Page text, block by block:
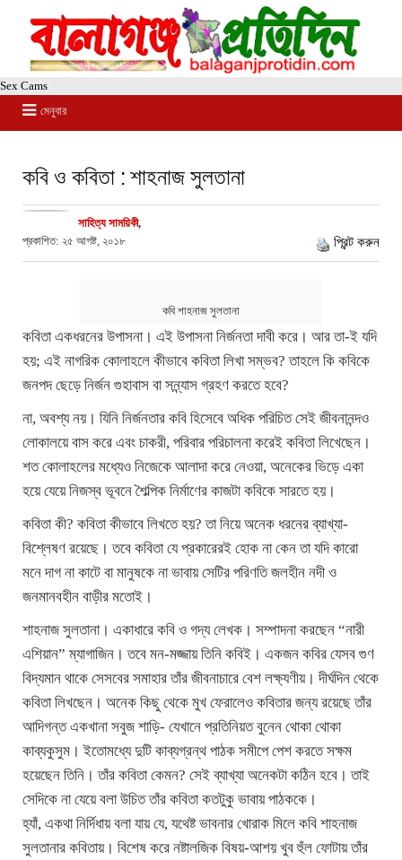
Sex Cams
মেনুবার
কবি ও কবিতা : শাহনাজ সুলতানা
সাহিত্য সাময়িকী,
প্রকাশিত: ২৫ আগষ্ট, ২০১৮
প্রিন্ট করুন
কবি শাহনাজ সুলতানা
কবিতা একধরনের উপাসনা। এই উপাসনা নির্জনতা দাবী করে। আর তা-ই যদি
হয়; এই নাগরিক কোলাহলে কীভাবে কবিতা লিখা সম্ভব? তাহলে কি কবিকে
জনপদ ছেড়ে নির্জন গুহাবাস বা সন্ন্যাস গ্রহণ করতে হবে?
না, অবশ্য নয়। যিনি নির্জনতার কবি হিসেবে অধিক পরিচিত সেই জীবনানন্দও
লোকালয়ে বাস করে এবং চাকরী, পরিবার পরিচালনা করেই কবিতা লিখেছেন।
শত কোলাহলের মধ্যেও নিজেকে আলাদা করে নেওয়া, অনেকের ভিড়ে একা
হয়ে যেয়ে নিজস্ব ভূবনে শৈল্পিক নির্মাণের কাজটা কবিকে সারতে হয়।
কবিতা কী? কবিতা কীভাবে লিখতে হয়? তা নিয়ে অনেক ধরনের ব্যাখ্যা-
বিশ্লেষণ রয়েছে। তবে কবিতা যে প্রকারেরই হোক না কেন তা যদি কারো
মনে দাগ না কাটে বা মানুষকে না ভাবায় সেটির পরিণতি জলহীন নদী ও
জনমানবহীন বাড়ীর মতোই।
শাহনাজ সুলতানা। একাধারে কবি ও গদ্য লেখক। সম্পাদনা করছেন “নারী
এশিয়ান” ম্যাগাজিন। তবে মন-মজ্জায় তিনি কবিই। একজন কবির যেসব গুণ
বিদ্যমান থাকে সেসবের সমাহার তাঁর জীবনাচারে বেশ লক্ষ্যণীয়। দীর্ঘদিন থেকে
কবিতা লিখছেন। অনেক কিছু থেকে মুখ ফেরালেও কবিতার জন্য রয়েছে তাঁর
আদিগন্ত একখানা সবুজ শাড়ি- যেখানে প্রতিনিয়ত বুনেন থোকা থোকা
কাব্যকুসুম। ইতোমধ্যে দুটি কাব্যগ্রন্থ পাঠক সমীপে পেশ করতে সক্ষম
হয়েছেন তিনি। তাঁর কবিতা কেমন? সেই ব্যাখ্যা অনেকটা কঠিন হবে। তাই
সেদিকে না যেয়ে বলা উচিত তাঁর কবিতা কতটুকু ভাবায় পাঠককে।
হ্যাঁ, একথা নির্দিধায় বলা যায় যে, যথেষ্ট ভাবনার খোরাক মিলে কবি শাহনাজ
সুলতানার কবিতায়। বিশেষ করে নষ্টালজিক বিষয়-আশয় খুব হুঁল ফোটায় তাঁর